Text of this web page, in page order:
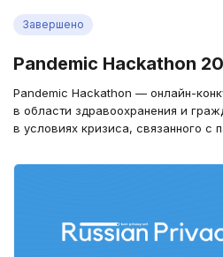
Завершено
Pandemic Hackathon
Pandemic Hackathon — онлайн-
в области здравоохранения и
в условиях кризиса, связанного с